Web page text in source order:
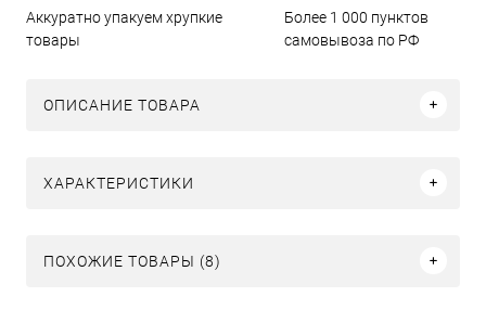
Аккуратно упакуем хрупкие
товары
Более 1 000 пунктов
самовывоза по РФ
ОПИСАНИЕ ТОВАРА
ХАРАКТЕРИСТИКИ
ПОХОЖИЕ ТОВАРЫ (8)